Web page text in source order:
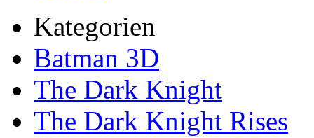
Kategorien
Batman 3D
The Dark Knight
The Dark Knight Rises